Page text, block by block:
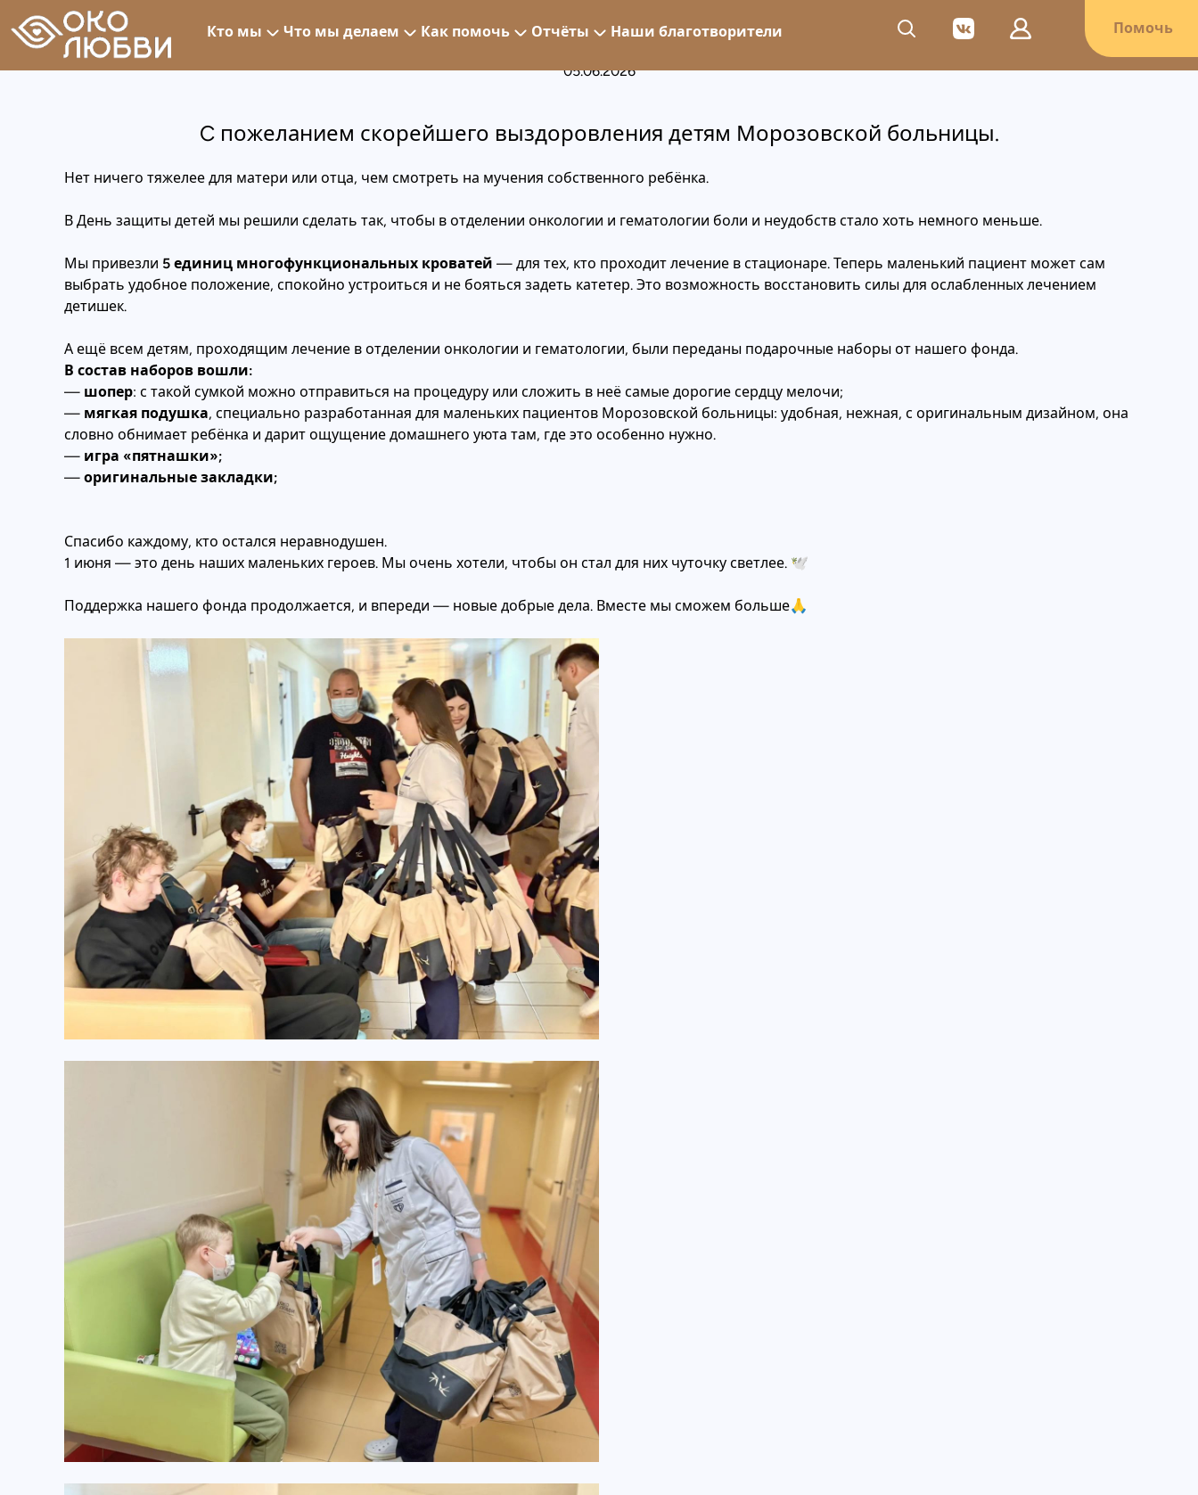
Кто мы Что мы делаем Как помочь Отчёты Наши благотворители Помочь
C пожеланием скорейшего выздоровления детям Морозовской больницы.
05.06.2026
C пожеланием скорейшего выздоровления детям Морозовской больницы.
Нет ничего тяжелее для матери или отца, чем смотреть на мучения собственного ребёнка.
В День защиты детей мы решили сделать так, чтобы в отделении онкологии и гематологии боли и неудобств стало хоть немного меньше.
Мы привезли 5 единиц многофункциональных кроватей — для тех, кто проходит лечение в стационаре. Теперь маленький пациент может сам
выбрать удобное положение, спокойно устроиться и не бояться задеть катетер. Это возможность восстановить силы для ослабленных лечением
детишек.
А ещё всем детям, проходящим лечение в отделении онкологии и гематологии, были переданы подарочные наборы от нашего фонда.
В состав наборов вошли:
— шопер: с такой сумкой можно отправиться на процедуру или сложить в неё самые дорогие сердцу мелочи;
— мягкая подушка, специально разработанная для маленьких пациентов Морозовской больницы: удобная, нежная, с оригинальным дизайном, она
словно обнимает ребёнка и дарит ощущение домашнего уюта там, где это особенно нужно.
— игра «пятнашки»;
— оригинальные закладки;
Спасибо каждому, кто остался неравнодушен.
1 июня — это день наших маленьких героев. Мы очень хотели, чтобы он стал для них чуточку светлее. 🕊️
Поддержка нашего фонда продолжается, и впереди — новые добрые дела. Вместе мы сможем больше🙏